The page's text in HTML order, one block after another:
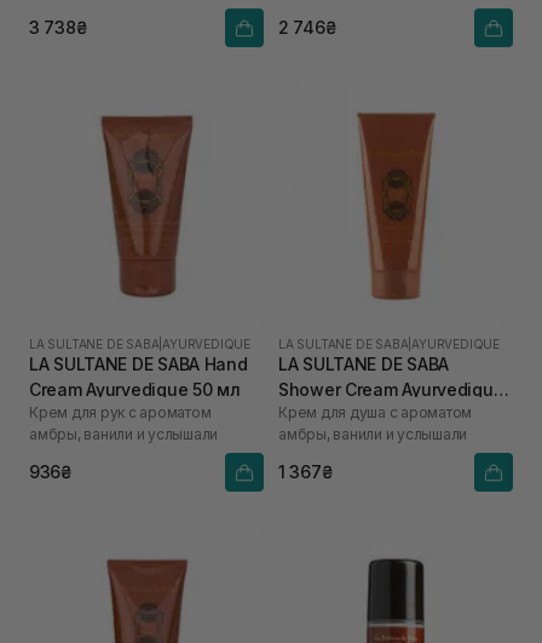
3 738₴ 2 746₴
LA SULTANE DE SABA AYURVEDIQUE
LA SULTANE DE SABA Hand
Cream Ayurvedique 50 мл
Крем для рук с ароматом
амбры, ванили и услышали
936₴
LA SULTANE DE SABA AYURVEDIQUE
LA SULTANE DE SABA
Shower Cream Ayurvedique
200 мл
Крем для душа с ароматом
амбры, ванили и услышали
1 367₴